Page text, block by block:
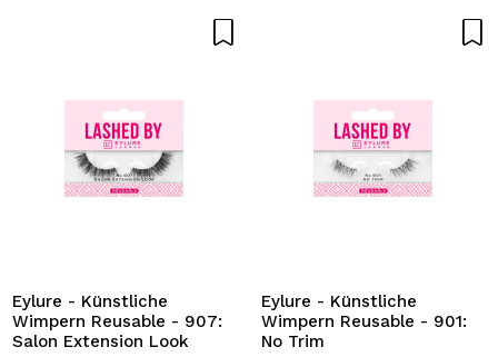
Eylure - Künstliche
Wimpern Reusable - 907:
Salon Extension Look
Eylure - Künstliche
Wimpern Reusable - 901:
No Trim